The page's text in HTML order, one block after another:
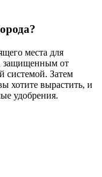
места для
защищенным от
системой. Затем
хотите вырастить, и
удобрения.